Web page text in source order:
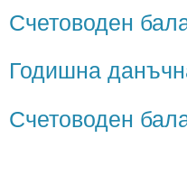
Счетоводен
Годишна
Счетоводен